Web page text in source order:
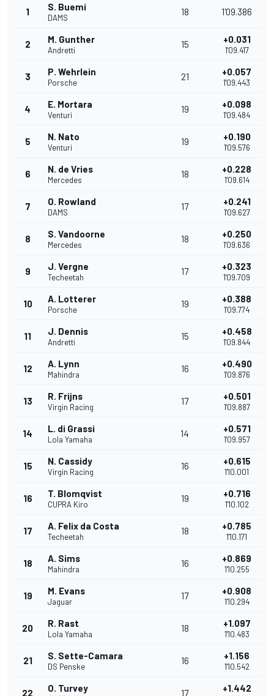
1 S. Buemi
DAMS
18 1'09.386
2 M. Gunther
Andretti
15 +0.031
1'09.417
3 P. Wehrlein
Porsche
21 +0.057
1'09.443
4 E. Mortara
Venturi
19 +0.098
1'09.484
5 N. Nato
Venturi
19 +0.190
1'09.576
6 N. de Vries
Mercedes
18 +0.228
1'09.614
7 O. Rowland
DAMS
17 +0.241
1'09.627
8 S. Vandoorne
Mercedes
18 +0.250
1'09.636
9 J. Vergne
Techeetah
17 +0.323
1'09.709
10 A. Lotterer
Porsche
19 +0.388
1'09.774
11 J. Dennis
Andretti
15 +0.458
1'09.844
12 A. Lynn
Mahindra
16 +0.490
1'09.876
13 R. Frijns
Virgin Racing
17 +0.501
1'09.887
14 L. di Grassi
Lola Yamaha
14 +0.571
1'09.957
15 N. Cassidy
Virgin Racing
16 +0.615
1'10.001
16 T. Blomqvist
CUPRA Kiro
19 +0.716
1'10.102
17 A. Felix da Costa
Techeetah
18 +0.785
1'10.171
18 A. Sims
Mahindra
16 +0.869
1'10.255
19 M. Evans
Jaguar
17 +0.908
1'10.294
20 R. Rast
Lola Yamaha
18 +1.097
1'10.483
21 S. Sette-Camara
DS Penske
16 +1.156
1'10.542
22 O. Turvey 17 +1.442